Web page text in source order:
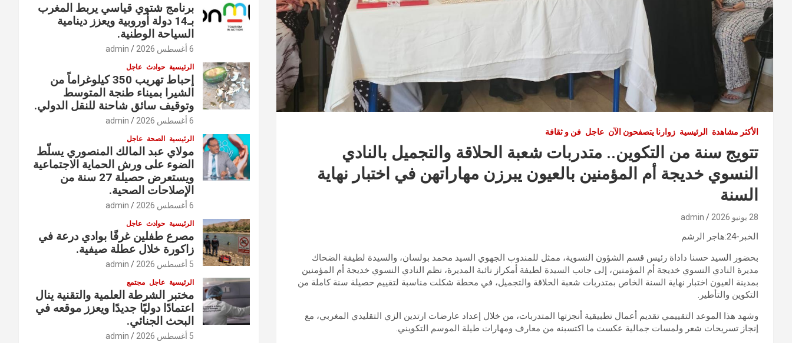
الأكثر مشاهدة الرئيسية زوارنا يتصفحون الآن عاجل فن و ثقافة
تتويج سنة من التكوين.. متدربات شعبة الحلاقة والتجميل بالنادي
النسوي خديجة أم المؤمنين بالعيون يبرزن مهاراتهن في اختبار نهاية
السنة
28 يونيو 2026 admin
الخبر-24:هاجر الرشم
بحضور السيد حسنا داداة رئيس قسم الشؤون النسوية، ممثل للمندوب الجهوي السيد محمد بولسان، والسيدة لطيفة الضحاك
مديرة النادي النسوي خديجة أم المؤمنين، إلى جانب السيدة لطيفة أمكراز نائبة المديرة، نظم النادي النسوي خديجة أم المؤمنين
بمدينة العيون اختبار نهاية السنة الخاص بمتدربات شعبة الحلاقة والتجميل، في محطة شكلت مناسبة لتقييم حصيلة سنة كاملة من
التكوين والتأطير.
وشهد هذا الموعد التقييمي تقديم أعمال تطبيقية أنجزتها المتدربات، من خلال إعداد عارضات ارتدين الزي التقليدي المغربي، مع
إنجاز تسريحات شعر ولمسات جمالية عكست ما اكتسبنه من معارف ومهارات طيلة الموسم التكويني.
برنامج شتوي قياسي يربط المغرب
بـ14 دولة أوروبية ويعزز دينامية
السياحة الوطنية.
6 أغسطس 2026 admin
الرئيسية حوادث عاجل
إحباط تهريب 350 كيلوغراماً من
الشيرا بميناء طنجة المتوسط
وتوقيف سائق شاحنة للنقل الدولي.
6 أغسطس 2026 admin
الرئيسية الصحة عاجل
مولاي عبد المالك المنصوري يسلّط
الضوء على ورش الحماية الاجتماعية
ويستعرض حصيلة 27 سنة من
الإصلاحات الصحية.
6 أغسطس 2026 admin
الرئيسية حوادث عاجل
مصرع طفلين غرقًا بوادي درعة في
زاكورة خلال عطلة صيفية.
5 أغسطس 2026 admin
الرئيسية عاجل مجتمع
مختبر الشرطة العلمية والتقنية ينال
اعتمادًا دوليًا جديدًا ويعزز موقعه في
البحث الجنائي.
5 أغسطس 2026 admin